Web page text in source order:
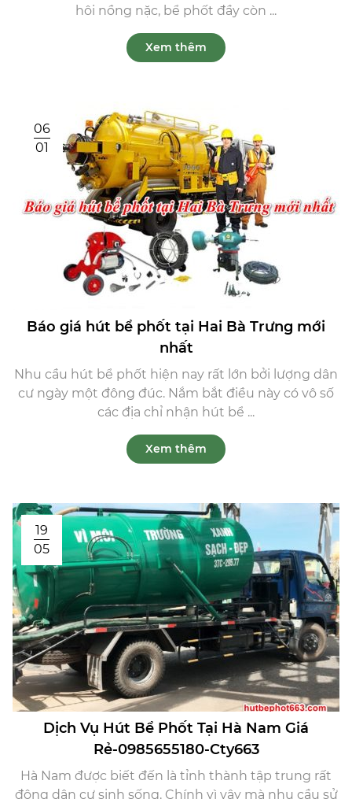
hôi nồng nặc, bể phốt đầy còn ...
Xem thêm
06
01
Báo giá hút bể phốt tại Hai Bà Trưng mới
nhất
Nhu cầu hút bể phốt hiện nay rất lớn bởi lượng dân
cư ngày một đông đúc. Nắm bắt điều này có vô số
các địa chỉ nhận hút bể ...
Xem thêm
19
05
Dịch Vụ Hút Bể Phốt Tại Hà Nam Giá
Rẻ-0985655180-Cty663
Hà Nam được biết đến là tỉnh thành tập trung rất
đông dân cư sinh sống. Chính vì vậy mà nhu cầu sử